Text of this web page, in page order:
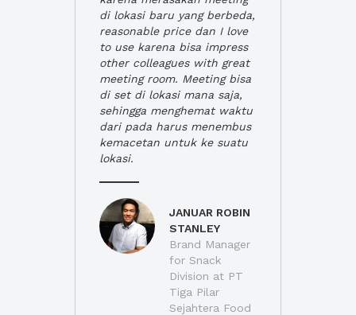
di lokasi baru yang berbeda,
reasonable price dan I love
to use karena bisa impress
other colleagues with great
meeting room. Meeting bisa
di set di lokasi mana saja,
sehingga menghemat waktu
dari pada harus menembus
kemacetan untuk ke suatu
lokasi.
JANUAR ROBIN
STANLEY
Brand Manager
for Snack
Division at PT
Tiga Pilar
Sejahtera Food